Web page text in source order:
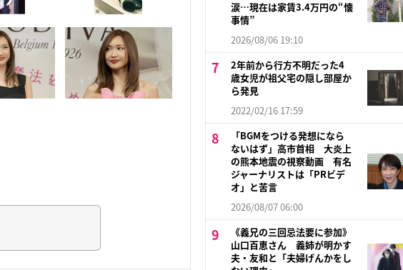
涙…現在は家賃3.4万円の“懐
事情”
2026/08/06 19:10
2年前から行方不明だった4
歳女児が祖父宅の隠し部屋か
ら発見
2022/02/16 17:59
「BGMをつける発想になら
ないはず」高市首相 大炎上
の熊本地震の視察動画 有名
ジャーナリストは「PRビデ
オ」と苦言
2026/08/07 06:00
《義兄の三回忌法要に参加》
山口百恵さん 義姉が明かす
夫・友和と「夫婦げんかをし